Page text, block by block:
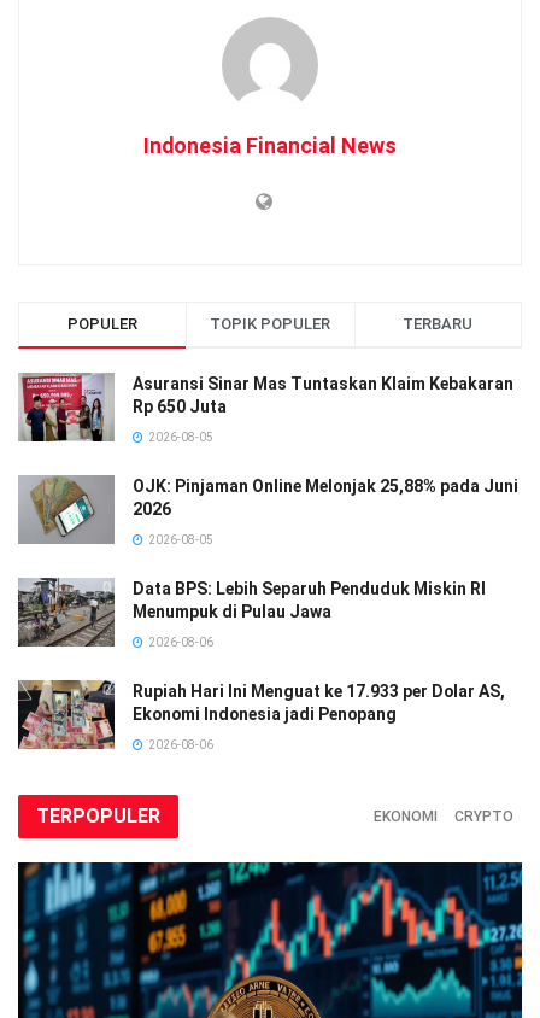
Indonesia Financial News
POPULER TOPIK POPULER TERBARU
Asuransi Sinar Mas Tuntaskan Klaim Kebakaran
Rp 650 Juta
2026-08-05
OJK: Pinjaman Online Melonjak 25,88% pada Juni
2026
2026-08-05
Data BPS: Lebih Separuh Penduduk Miskin RI
Menumpuk di Pulau Jawa
2026-08-06
Rupiah Hari Ini Menguat ke 17.933 per Dolar AS,
Ekonomi Indonesia jadi Penopang
2026-08-06
TERPOPULER EKONOMI CRYPTO